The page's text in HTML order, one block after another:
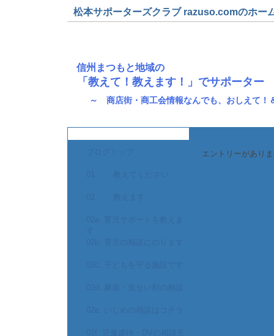
松本サポーターズクラブ razuso.comのホー
信州まつもと地域の
「教えて！教えます！」でサポータ
～ 商店街・商工会情報なんでも、おしえて
エントリーがあり